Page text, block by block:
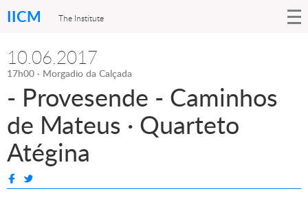
IICM The Institute
10.06.2017
17h00 · Morgadio da Calçada
- Provesende - Caminhos
de Mateus · Quarteto
Atégina